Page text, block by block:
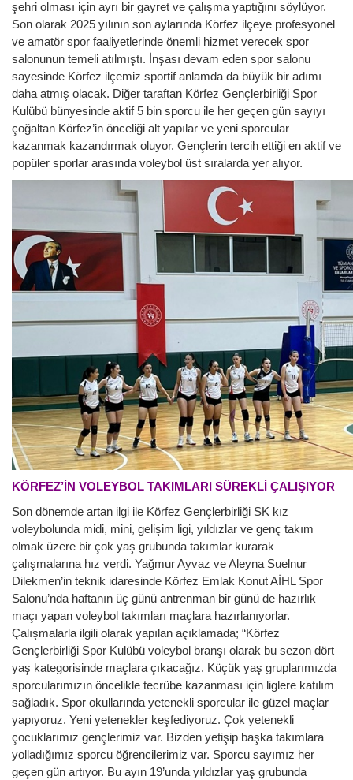
şehri olması için ayrı bir gayret ve çalışma yaptığını söylüyor.
Son olarak 2025 yılının son aylarında Körfez ilçeye profesyonel
ve amatör spor faaliyetlerinde önemli hizmet verecek spor
salonunun temeli atılmıştı. İnşası devam eden spor salonu
sayesinde Körfez ilçemiz sportif anlamda da büyük bir adımı
daha atmış olacak. Diğer taraftan Körfez Gençlerbirliği Spor
Kulübü bünyesinde aktif 5 bin sporcu ile her geçen gün sayıyı
çoğaltan Körfez’in önceliği alt yapılar ve yeni sporcular
kazanmak kazandırmak oluyor. Gençlerin tercih ettiği en aktif ve
popüler sporlar arasında voleybol üst sıralarda yer alıyor.
KÖRFEZ’İN VOLEYBOL TAKIMLARI SÜREKLİ ÇALIŞIYOR
Son dönemde artan ilgi ile Körfez Gençlerbirliği SK kız
voleybolunda midi, mini, gelişim ligi, yıldızlar ve genç takım
olmak üzere bir çok yaş grubunda takımlar kurarak
çalışmalarına hız verdi. Yağmur Ayvaz ve Aleyna Suelnur
Dilekmen’in teknik idaresinde Körfez Emlak Konut AİHL Spor
Salonu’nda haftanın üç günü antrenman bir günü de hazırlık
maçı yapan voleybol takımları maçlara hazırlanıyorlar.
Çalışmalarla ilgili olarak yapılan açıklamada; “Körfez
Gençlerbirliği Spor Kulübü voleybol branşı olarak bu sezon dört
yaş kategorisinde maçlara çıkacağız. Küçük yaş gruplarımızda
sporcularımızın öncelikle tecrübe kazanması için liglere katılım
sağladık. Spor okullarında yetenekli sporcular ile güzel maçlar
yapıyoruz. Yeni yetenekler keşfediyoruz. Çok yetenekli
çocuklarımız gençlerimiz var. Bizden yetişip başka takımlara
yolladığımız sporcu öğrencilerimiz var. Sporcu sayımız her
geçen gün artıyor. Bu ayın 19’unda yıldızlar yaş grubunda